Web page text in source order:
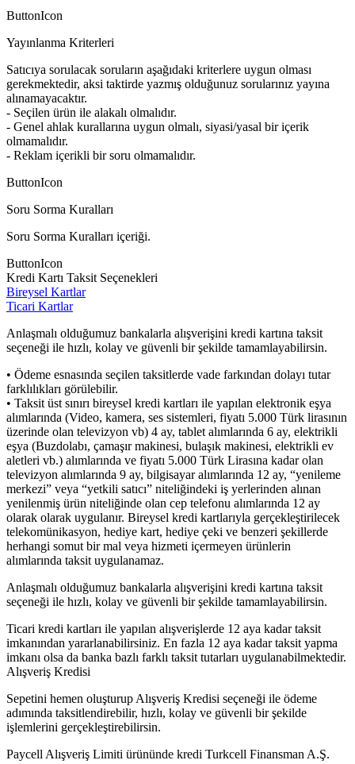
ButtonIcon
Yayınlanma Kriterleri
Satıcıya sorulacak soruların aşağıdaki kriterlere uygun olması
gerekmektedir, aksi taktirde yazmış olduğunuz sorularınız yayına
alınamayacaktır.
- Seçilen ürün ile alakalı olmalıdır.
- Genel ahlak kurallarına uygun olmalı, siyasi/yasal bir içerik
olmamalıdır.
- Reklam içerikli bir soru olmamalıdır.
ButtonIcon
Soru Sorma Kuralları
Soru Sorma Kuralları içeriği.
ButtonIcon
Kredi Kartı Taksit Seçenekleri
Bireysel Kartlar
Ticari Kartlar
Anlaşmalı olduğumuz bankalarla alışverişini kredi kartına taksit
seçeneği ile hızlı, kolay ve güvenli bir şekilde tamamlayabilirsin.
• Ödeme esnasında seçilen taksitlerde vade farkından dolayı tutar
farklılıkları görülebilir.
• Taksit üst sınırı bireysel kredi kartları ile yapılan elektronik eşya
alımlarında (Video, kamera, ses sistemleri, fiyatı 5.000 Türk lirasının
üzerinde olan televizyon vb) 4 ay, tablet alımlarında 6 ay, elektrikli
eşya (Buzdolabı, çamaşır makinesi, bulaşık makinesi, elektrikli ev
aletleri vb.) alımlarında ve fiyatı 5.000 Türk Lirasına kadar olan
televizyon alımlarında 9 ay, bilgisayar alımlarında 12 ay, “yenileme
merkezi” veya “yetkili satıcı” niteliğindeki iş yerlerinden alınan
yenilenmiş ürün niteliğinde olan cep telefonu alımlarında 12 ay
olarak olarak uygulanır. Bireysel kredi kartlarıyla gerçekleştirilecek
telekomünikasyon, hediye kart, hediye çeki ve benzeri şekillerde
herhangi somut bir mal veya hizmeti içermeyen ürünlerin
alımlarında taksit uygulanamaz.
Anlaşmalı olduğumuz bankalarla alışverişini kredi kartına taksit
seçeneği ile hızlı, kolay ve güvenli bir şekilde tamamlayabilirsin.
Ticari kredi kartları ile yapılan alışverişlerde 12 aya kadar taksit
imkanından yararlanabilirsiniz. En fazla 12 aya kadar taksit yapma
imkanı olsa da banka bazlı farklı taksit tutarları uygulanabilmektedir.
Alışveriş Kredisi
Sepetini hemen oluşturup Alışveriş Kredisi seçeneği ile ödeme
adımında taksitlendirebilir, hızlı, kolay ve güvenli bir şekilde
işlemlerini gerçekleştirebilirsin.
Paycell Alışveriş Limiti ürününde kredi Turkcell Finansman A.Ş.